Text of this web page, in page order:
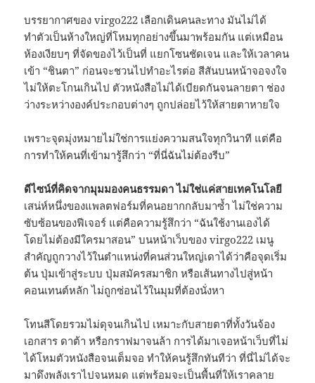
บรรยากาศของ virgo222 เลือกเดินคนละทาง มันไม่ได้
ทำตัวเป็นห้างใหญ่ที่โหมทุกอย่างขึ้นมาพร้อมกัน แต่เหมือน
ห้องเงียบๆ ที่จัดของไว้เป็นที่ แยกโซนชัดเจน และให้เวลาคน
เข้า “ชินตา” ก่อนจะชวนไปทำอะไรต่อ สีสันบนหน้าจอจงใจ
ไม่ให้ตะโกนเกินไป ตัวหนังสือไม่ได้เบียดกันจนลายตา ช่อง
ว่างระหว่างองค์ประกอบต่างๆ ถูกปล่อยไว้ให้สายตาหายใจ
เพราะจุดมุ่งหมายไม่ใช่การแย่งความสนใจทุกวินาที แต่คือ
การทำให้คนที่เข้ามารู้สึกว่า “ที่นี่ฉันไม่ต้องรีบ”
ดีไซน์ที่คิดจากมุมมองคนธรรมดา ไม่ใช่แค่สายเทคโนโลยี
เสน่ห์หนึ่งของแพลตฟอร์มที่คนอยากกลับมาซ้ำ ไม่ใช่ความ
ซับซ้อนของฟีเจอร์ แต่คือความรู้สึกว่า “ฉันใช้งานเองได้
โดยไม่ต้องมีใครมาสอน” บนหน้าเว็บของ virgo222 เมนู
สำคัญถูกวางไว้ในตำแหน่งที่คนส่วนใหญ่เดาได้ว่าคือจุดเริ่ม
ต้น ปุ่มเข้าสู่ระบบ ปุ่มสมัครสมาชิก หรือเส้นทางไปสู่หน้า
คอนเทนต์หลัก ไม่ถูกซ่อนไว้ในมุมที่ต้องนั่งหา
โทนสีโดยรวมไม่ดุจนเกินไป เหมาะกับสายตาที่ทั้งวันจ้อง
เอกสาร ดาต้า หรือกราฟมาจนล้า การได้มาเจอหน้าเว็บที่ไม่
ได้โหมตัวหนังสือจนเต็มจอ ทำให้คนรู้สึกทันทีว่า ที่นี่ไม่ได้จะ
มาดึงพลังเราไปจนหมด แต่พร้อมจะเป็นพื้นที่ให้เราคลาย